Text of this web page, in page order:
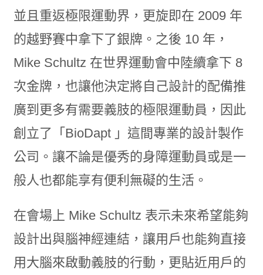
並且重返極限運動界，更旋即在 2009 年
的越野賽中拿下了銀牌。之後 10 年，
Mike Schultz 在世界運動會中陸續拿下 8
次金牌，也讓他決定將自己設計的配備推
廣到更多有需要義肢的極限運動員，因此
創立了「BioDapt 」這間專業的設計製作
公司。讓不論是優秀的身障運動員或是一
般人也都能享有便利無礙的生活。
在會場上 Mike Schultz 表示未來希望能夠
設計出與腦神經連結，讓用戶也能夠直接
用大腦來啟動義肢的行動，更貼近用戶的